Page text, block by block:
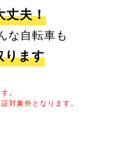
丈夫！
な自転車も
ります
。
対象外となります。